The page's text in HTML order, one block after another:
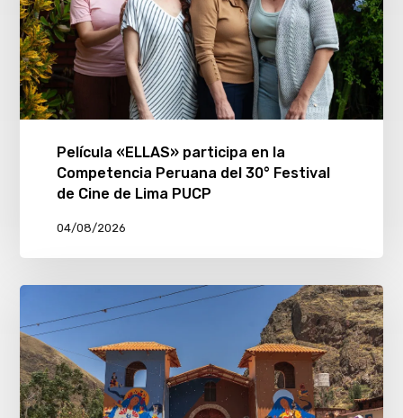
Película «ELLAS» participa en la
Competencia Peruana del 30° Festival
de Cine de Lima PUCP
04/08/2026